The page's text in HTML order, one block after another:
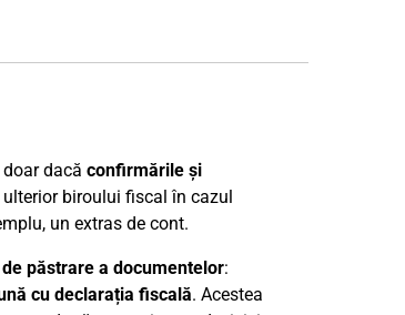
dacă confirmările și
biroului fiscal în cazul
un extras de cont.
păstrare a documentelor:
cu declarația fiscală. Acestea